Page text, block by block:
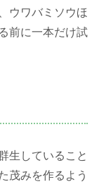
ウワバミソウほ
前に一本だけ試
生していること
茂みを作るよう